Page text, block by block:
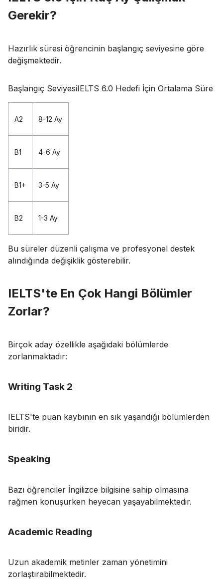
Gerekir?
Hazırlık süresi öğrencinin başlangıç seviyesine göre
değişmektedir.
Başlangıç SeviyesiIELTS 6.0 Hedefi İçin Ortalama Süre
A2 8-12 Ay
B1 4-6 Ay
B1+ 3-5 Ay
B2 1-3 Ay
Bu süreler düzenli çalışma ve profesyonel destek
alındığında değişiklik gösterebilir.
IELTS'te En Çok Hangi Bölümler
Zorlar?
Birçok aday özellikle aşağıdaki bölümlerde
zorlanmaktadır:
Writing Task 2
IELTS'te puan kaybının en sık yaşandığı bölümlerden
biridir.
Speaking
Bazı öğrenciler İngilizce bilgisine sahip olmasına
rağmen konuşurken heyecan yaşayabilmektedir.
Academic Reading
Uzun akademik metinler zaman yönetimini
zorlaştırabilmektedir.